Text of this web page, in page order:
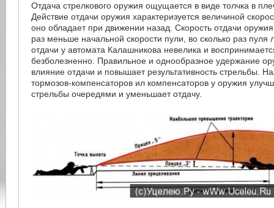
Отдача стрелкового оружия ощущается в виде толчка в
Действие отдачи оружия характеризуется величиной
оно обладает при движении назад. Скорость отдачи
раз меньше начальной скорости пули, во сколько раз пуля
отдачи у автомата Калашникова невелика и
безболезненно. Правильное и однообразное удержание
влияние отдачи и повышает результативность стрельбы.
тормозов-компенсаторов ил компенсаторов у оружия
стрельбы очередями и уменьшает отдачу.